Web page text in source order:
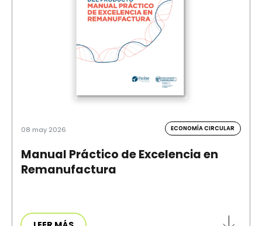
08 may 2026 ECONOMÍA CIRCULAR
Manual Práctico de Excelencia en
Remanufactura